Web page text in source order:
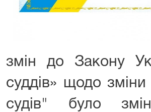
змін до Закону
суддів» щодо
судів" було